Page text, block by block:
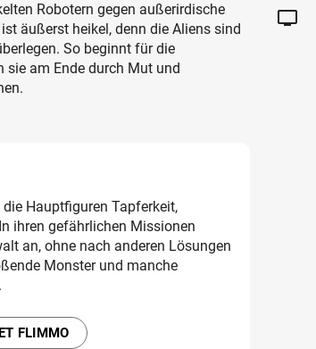
Robotern gegen außerirdische
äußerst heikel, denn die Aliens sind
So beginnt für die
am Ende durch Mut und
Hauptfiguren Tapferkeit,
ihren gefährlichen Missionen
an, ohne nach anderen Lösungen
Monster und manche
FLIMMO
tv